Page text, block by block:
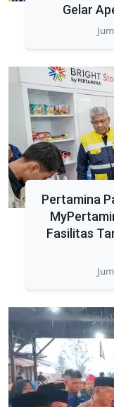
Gelar
Pertamina
Fasilitas